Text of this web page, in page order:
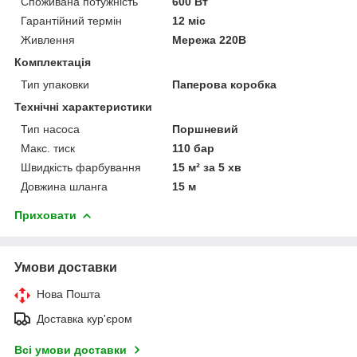
Гарантійний термін
12 міс
Живлення
Мережа 220В
Комплектація
Тип упаковки
Паперова коробка
Технічні характеристики
Тип насоса
Поршневий
Макс. тиск
110 бар
Швидкість фарбування
15 м² за 5 хв
Довжина шланга
15 м
Приховати
Умови доставки
Нова Пошта
Доставка кур'єром
Всі умови доставки